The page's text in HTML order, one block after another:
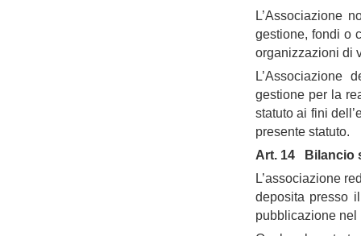
L’Associazione
gestione, fondi o
organizzazioni di
gestione per la
statuto ai fini
presente statuto.
Art. 14 Bilancio
L’associazione
deposita presso
pubblicazione nel